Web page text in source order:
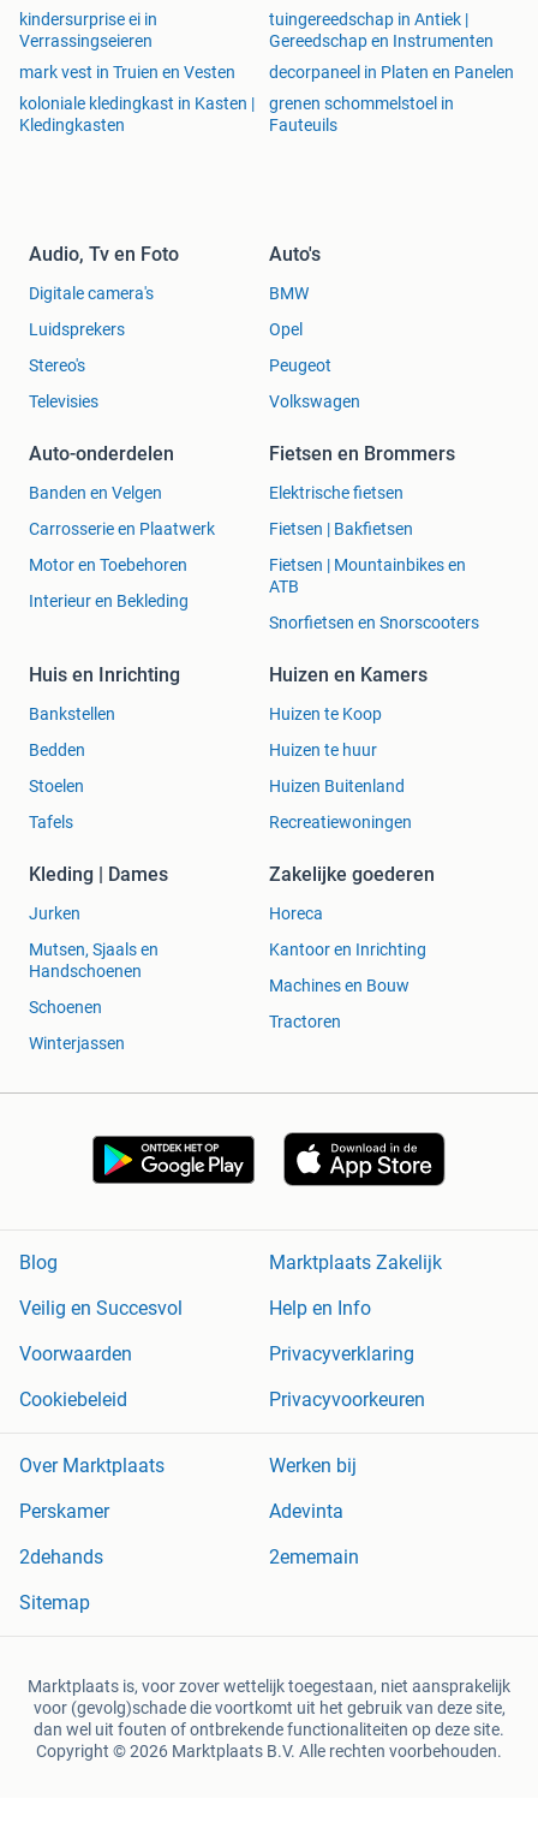
kindersurprise ei in
Verrassingseieren
tuingereedschap in Antiek |
Gereedschap en Instrumenten
mark vest in Truien en Vesten
decorpaneel in Platen en Panelen
koloniale kledingkast in Kasten |
Kledingkasten
grenen schommelstoel in
Fauteuils
Audio, Tv en Foto
Digitale camera's
Luidsprekers
Stereo's
Televisies
Auto's
BMW
Opel
Peugeot
Volkswagen
Auto-onderdelen
Banden en Velgen
Carrosserie en Plaatwerk
Motor en Toebehoren
Interieur en Bekleding
Fietsen en Brommers
Elektrische fietsen
Fietsen | Bakfietsen
Fietsen | Mountainbikes en
ATB
Snorfietsen en Snorscooters
Huis en Inrichting
Bankstellen
Bedden
Stoelen
Tafels
Huizen en Kamers
Huizen te Koop
Huizen te huur
Huizen Buitenland
Recreatiewoningen
Kleding | Dames
Jurken
Mutsen, Sjaals en
Handschoenen
Schoenen
Winterjassen
Zakelijke goederen
Horeca
Kantoor en Inrichting
Machines en Bouw
Tractoren
Blog
Marktplaats Zakelijk
Veilig en Succesvol
Help en Info
Voorwaarden
Privacyverklaring
Cookiebeleid
Privacyvoorkeuren
Over Marktplaats
Werken bij
Perskamer
Adevinta
2dehands
2ememain
Sitemap
Marktplaats is, voor zover wettelijk toegestaan, niet aansprakelijk
voor (gevolg)schade die voortkomt uit het gebruik van deze site,
dan wel uit fouten of ontbrekende functionaliteiten op deze site.
Copyright © 2026 Marktplaats B.V. Alle rechten voorbehouden.